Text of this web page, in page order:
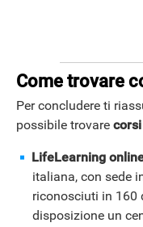
Come trovare
Per concludere ti
possibile trovare
LifeLearning
italiana, con sede
riconosciuti in 160
disposizione un